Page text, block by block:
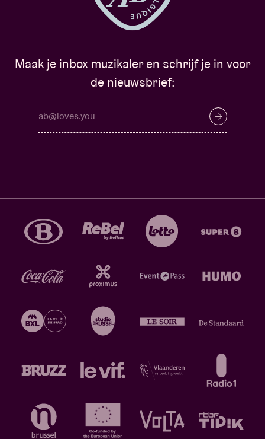
Maak je inbox muzikaler en schrijf je in voor
de nieuwsbrief: